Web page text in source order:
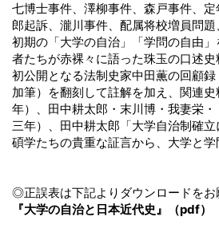
七博士事件、澤柳事件、森戸事件、
郎起訴、瀧川事件、配属将校増員問
初期の「大学の自治」「学問の自由
者たちが赤裸々に語った珠玉の口述史
初公開となる法制史家中田薫の回顧
加筆）を翻刻して註解を加え、関連
年）、田中耕太郎・末川博・我妻栄
三年）、田中耕太郎「大学自治制確
碩学たちの貴重な証言から、大学と学
◎正誤表は下記よりダウンロードをお
『大学の自治と日本近代史』（pdf）